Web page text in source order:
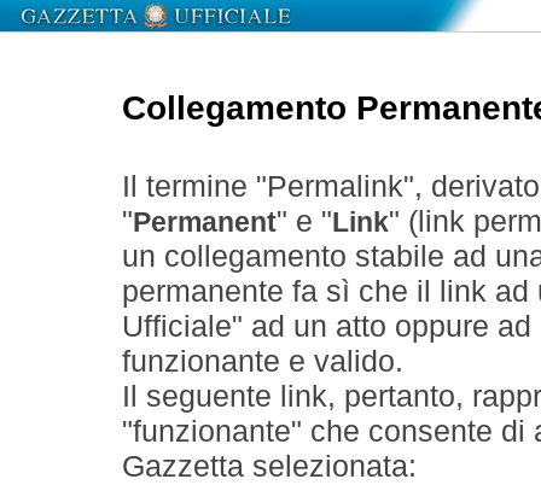
Collegamento
Il termine "Permalink",
" Permanent" e " Link" (link
un collegamento stabile ad
permanente fa sì che il link
Ufficiale" ad un atto oppure
funzionante e valido.
Il seguente link, pertanto,
"funzionante" che consente
Gazzetta selezionata: